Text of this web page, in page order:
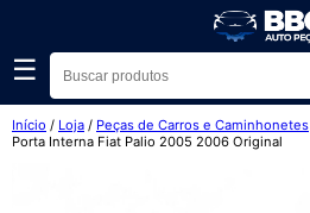
☰
Início / Loja / Peças de Carros e Caminhonetes
Porta Interna Fiat Palio 2005 2006 Original